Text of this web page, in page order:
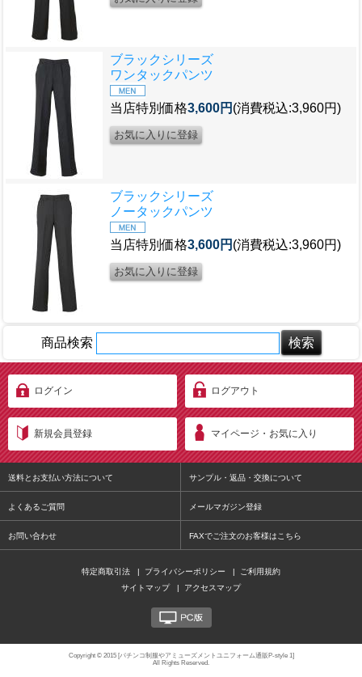
ブラックシリーズ
ワンタックパンツ
当店特別価格3,600円 (消費税込:3,960円)
ブラックシリーズ
ノータックパンツ
当店特別価格3,600円 (消費税込:3,960円)
商品検索
ログイン ログアウト
新規会員登録 マイページ・お気に入り
送料とお支払い方法について サンプル・返品・交換について
よくあるご質問 メールマガジン登録
お問い合わせ FAXでご注文のお客様はこちら
特定商取引法 | プライバシーポリシー |
ご利用規約
サイトマップ
| アクセスマップ
Copyright © 2015 [パチンコ制服やアミューズメントユニフォーム通販P-style 1]
All Rights Reserved.